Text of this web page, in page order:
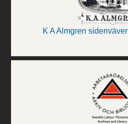
K A Almgren